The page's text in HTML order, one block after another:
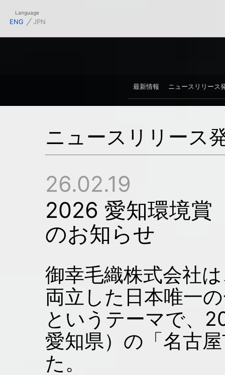
Language
ENG ⁄ JPN
ィシャルサイト
最新情報 ニュースリリース
ニュースリリース
26.02.19
2026 愛知環境賞
のお知らせ
御幸毛織株式会社
両立した日本唯一
というテーマで、
愛知県）の「名古
た。